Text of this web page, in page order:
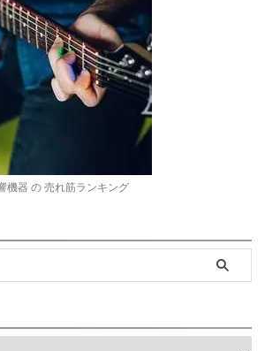
機器 の 売れ筋ランキング